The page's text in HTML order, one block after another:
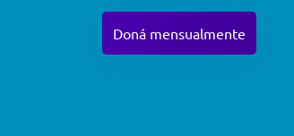
Doná mensualmente